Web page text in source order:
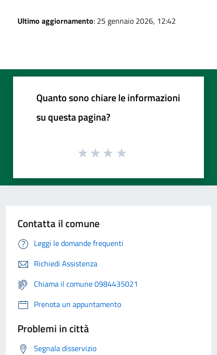
Ultimo aggiornamento: 25 gennaio 2026, 12:42
Quanto sono chiare le informazioni
su questa pagina?
Contatta il comune
Leggi le domande frequenti
Richiedi Assistenza
Chiama il comune 0984435021
Prenota un appuntamento
Problemi in città
Segnala disservizio